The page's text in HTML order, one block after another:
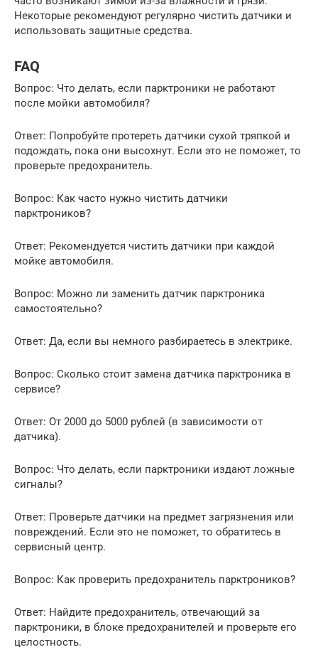
Некоторые рекомендуют регулярно чистить датчики и
использовать защитные средства.
FAQ
Вопрос: Что делать, если парктроники не работают
после мойки автомобиля?
Ответ: Попробуйте протереть датчики сухой тряпкой и
подождать, пока они высохнут. Если это не поможет, то
проверьте предохранитель.
Вопрос: Как часто нужно чистить датчики
парктроников?
Ответ: Рекомендуется чистить датчики при каждой
мойке автомобиля.
Вопрос: Можно ли заменить датчик парктроника
самостоятельно?
Ответ: Да, если вы немного разбираетесь в электрике.
Вопрос: Сколько стоит замена датчика парктроника в
сервисе?
Ответ: От 2000 до 5000 рублей (в зависимости от
датчика).
Вопрос: Что делать, если парктроники издают ложные
сигналы?
Ответ: Проверьте датчики на предмет загрязнения или
повреждений. Если это не поможет, то обратитесь в
сервисный центр.
Вопрос: Как проверить предохранитель парктроников?
Ответ: Найдите предохранитель, отвечающий за
парктроники, в блоке предохранителей и проверьте его
целостность.